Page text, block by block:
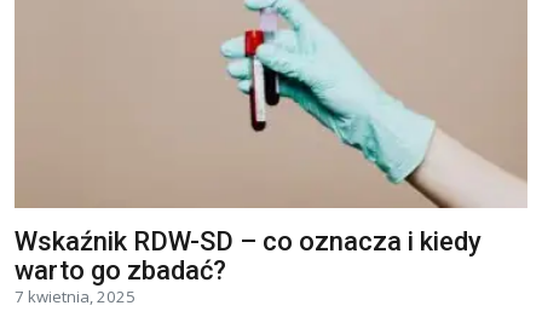
Wskaźnik RDW-SD – co oznacza i kiedy
warto go zbadać?
7 kwietnia, 2025